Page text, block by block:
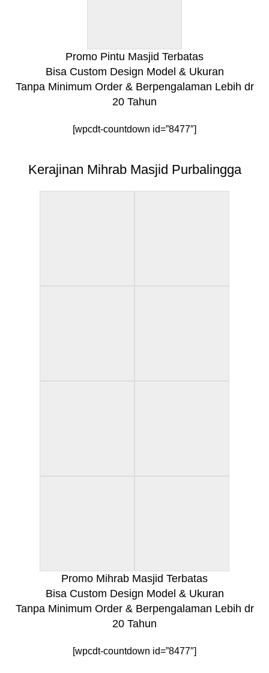
Promo Pintu Masjid Terbatas
Bisa Custom Design Model & Ukuran
Tanpa Minimum Order & Berpengalaman Lebih dr
20 Tahun
[wpcdt-countdown id=”8477″]
Kerajinan Mihrab Masjid Purbalingga
Promo Mihrab Masjid Terbatas
Bisa Custom Design Model & Ukuran
Tanpa Minimum Order & Berpengalaman Lebih dr
20 Tahun
[wpcdt-countdown id=”8477″]